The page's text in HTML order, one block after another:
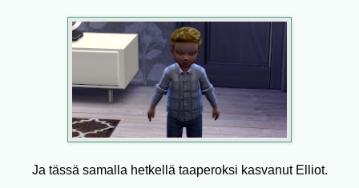
Ja tässä samalla hetkellä taaperoksi kasvanut Elliot.